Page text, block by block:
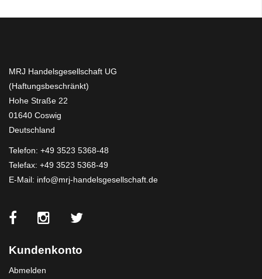
MRJ Handelsgesellschaft UG
(Haftungsbeschränkt)
Hohe Straße 22
01640 Coswig
Deutschland
Telefon: +49 3523 5368-48
Telefax: +49 3523 5368-49
E-Mail: info@mrj-handelsgesellschaft.de
Kundenkonto
Abmelden